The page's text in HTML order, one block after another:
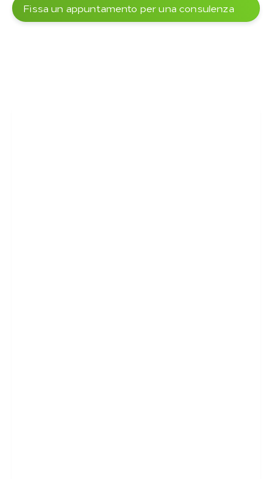
Fissa un appuntamento per una consulenza